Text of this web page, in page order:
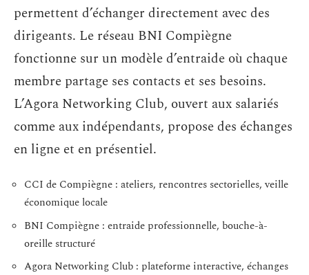
permettent d’échanger directement avec des
dirigeants. Le réseau BNI Compiègne
fonctionne sur un modèle d’entraide où chaque
membre partage ses contacts et ses besoins.
L’Agora Networking Club, ouvert aux salariés
comme aux indépendants, propose des échanges
en ligne et en présentiel.
CCI de Compiègne : ateliers, rencontres sectorielles, veille
économique locale
BNI Compiègne : entraide professionnelle, bouche-à-
oreille structuré
Agora Networking Club : plateforme interactive, échanges